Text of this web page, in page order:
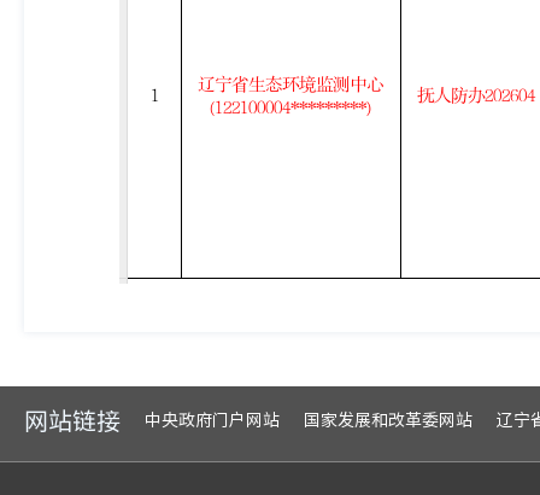
网站链接 中央政府门户网站 国家发展和改革委网站 辽宁